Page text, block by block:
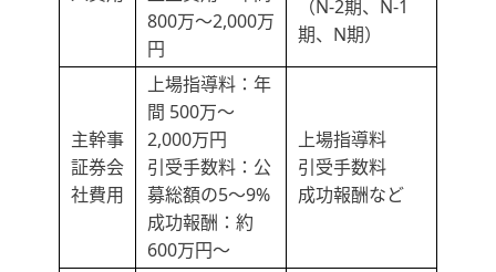
800万～2,000万
円
（N-2期、N-1
期、N期）
主幹事
証券会
社費用
上場指導料：年
間 500万～
2,000万円
引受手数料：公
募総額の5～9%
成功報酬：約
600万円～
上場指導料
引受手数料
成功報酬など